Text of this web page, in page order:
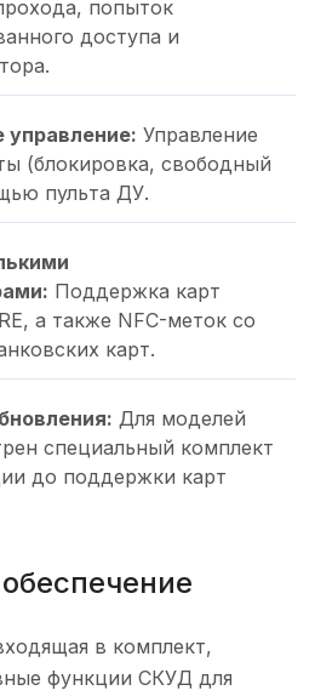
попыток
доступа и
управление: Управление
(блокировка, свободный
пульта ДУ.
Поддержка карт
а также NFC-меток со
карт.
Для моделей
специальный комплект
до поддержки карт
в комплект,
функции СКУД для